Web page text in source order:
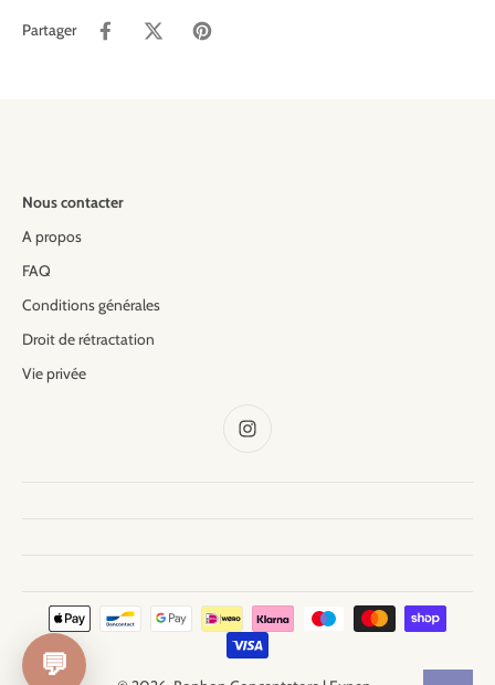
Partager
Nous contacter
A propos
FAQ
Conditions générales
Droit de rétractation
Vie privée
💬